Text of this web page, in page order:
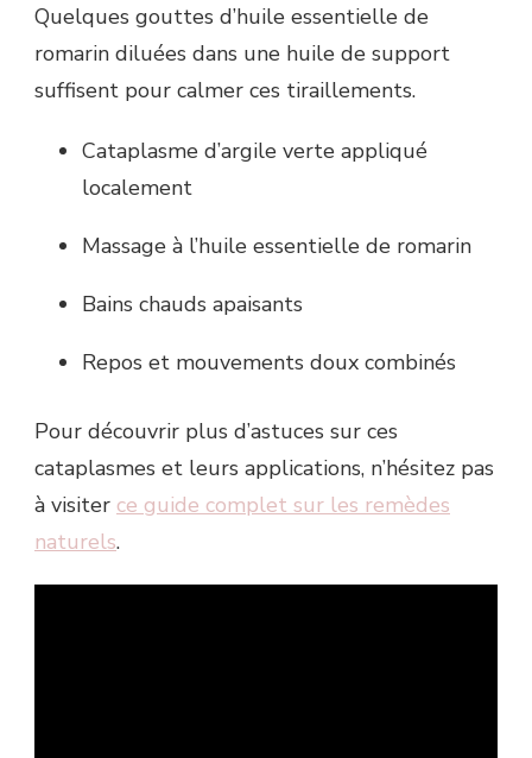
Quelques gouttes d’huile essentielle de
romarin diluées dans une huile de support
suffisent pour calmer ces tiraillements.
Cataplasme d’argile verte appliqué
localement
Massage à l’huile essentielle de romarin
Bains chauds apaisants
Repos et mouvements doux combinés
Pour découvrir plus d’astuces sur ces
cataplasmes et leurs applications, n’hésitez pas
à visiter ce guide complet sur les remèdes
naturels.